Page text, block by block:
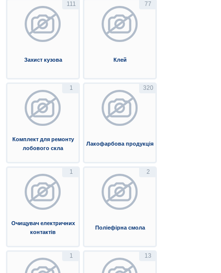
111
Захист кузова
77
Клей
1
Комплект для ремонту
лобового скла
320
Лакофарбова продукція
1
Очищувач електричних
контактів
2
Поліефірна смола
1 13